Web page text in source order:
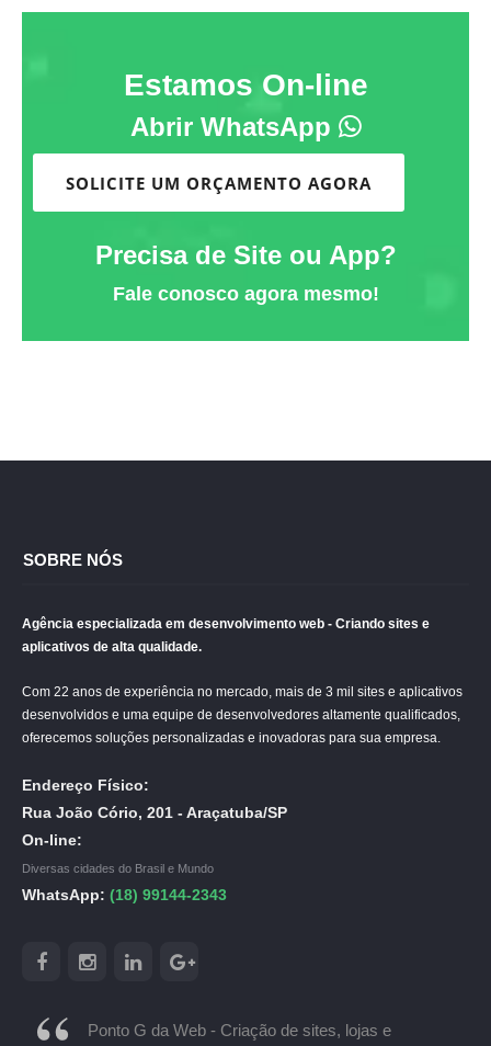
Estamos On-line
Abrir WhatsApp
SOLICITE UM ORÇAMENTO AGORA
Precisa de Site ou App?
Fale conosco agora mesmo!
SOBRE NÓS
Agência especializada em desenvolvimento web - Criando sites e
aplicativos de alta qualidade.
Com 22 anos de experiência no mercado, mais de 3 mil sites e aplicativos
desenvolvidos e uma equipe de desenvolvedores altamente qualificados,
oferecemos soluções personalizadas e inovadoras para sua empresa.
Endereço Físico:
Rua João Cório, 201 - Araçatuba/SP
On-line:
Diversas cidades do Brasil e Mundo
WhatsApp: (18) 99144-2343
Ponto G da Web - Criação de sites, lojas e